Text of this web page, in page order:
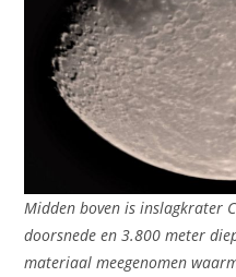
Midden boven is inslagkrater
doorsnede en 3.800 meter
materiaal meegenomen